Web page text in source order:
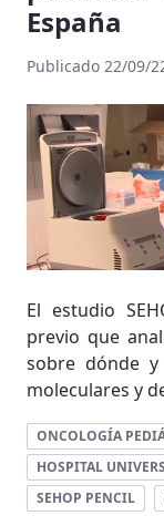
España
Publicado 22/09/
El estudio
previo que
sobre dónde
moleculares y
ONCOLOGÍA
HOSPITAL
SEHOP PENCIL